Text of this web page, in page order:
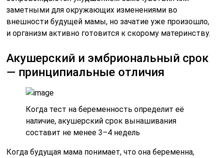
заметными для окружающих изменениями во
внешности будущей мамы, но зачатие уже произошло,
и организм активно готовится к скорому материнству.
Акушерский и эмбриональный срок
— принципиальные отличия
Когда тест на беременность определит её
наличие, акушерский срок вынашивания
составит не менее 3–4 недель
Когда будущая мама понимает, что она беременна,